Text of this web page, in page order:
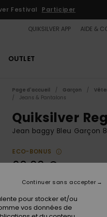
/ s'inscrire
QUIKSILVER APP AIDE &
OUTLET
Page d'accueil Garçon
Jeans & Pantalons
Quiksilver
Jean baggy Bleu Garçon
ECO-BONUS
60,00 €
CouleurStone Used
pour stocker et/ou
vos données de
Continuer sans accepter